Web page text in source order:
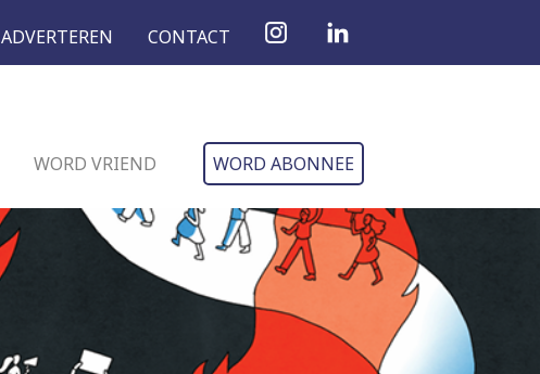
ADVERTEREN CONTACT
WORD VRIEND WORD ABONNEE